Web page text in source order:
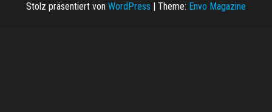
Stolz präsentiert von WordPress | Theme: Envo Magazine